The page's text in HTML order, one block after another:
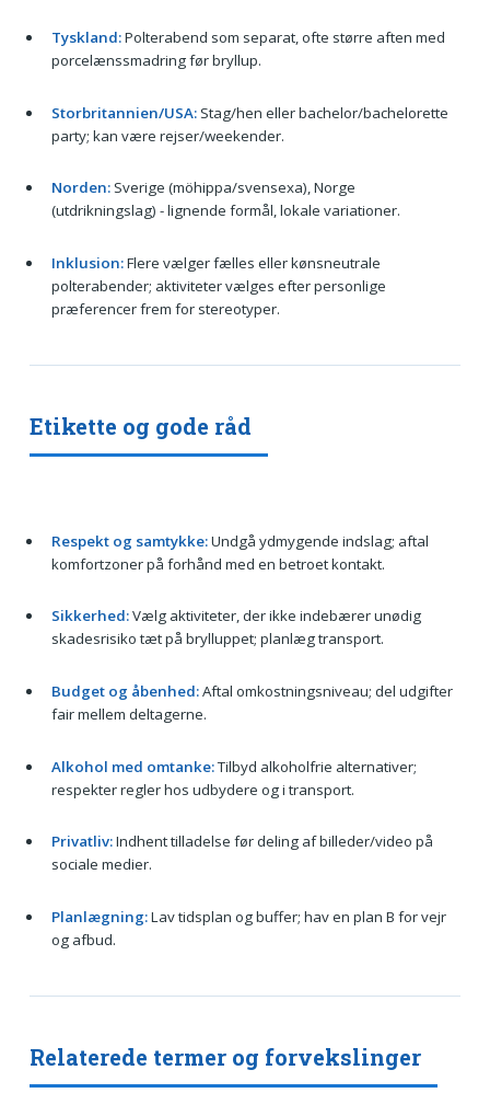
Tyskland:Polterabend som separat, ofte større aften med
porcelænssmadring før bryllup.
Storbritannien/USA:Stag/hen eller bachelor/bachelorette
party; kan være rejser/weekender.
Norden:Sverige (möhippa/svensexa), Norge
(utdrikningslag) - lignende formål, lokale variationer.
Inklusion:Flere vælger fælles eller kønsneutrale
polterabender; aktiviteter vælges efter personlige
præferencer frem for stereotyper.
Etikette og gode råd
Respekt og samtykke:Undgå ydmygende indslag; aftal
komfortzoner på forhånd med en betroet kontakt.
Sikkerhed:Vælg aktiviteter, der ikke indebærer unødig
skadesrisiko tæt på brylluppet; planlæg transport.
Budget og åbenhed:Aftal omkostningsniveau; del udgifter
fair mellem deltagerne.
Alkohol med omtanke:Tilbyd alkoholfrie alternativer;
respekter regler hos udbydere og i transport.
Privatliv:Indhent tilladelse før deling af billeder/video på
sociale medier.
Planlægning:Lav tidsplan og buffer; hav en plan B for vejr
og afbud.
Relaterede termer og forvekslinger